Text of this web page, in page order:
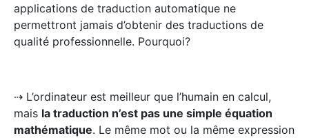
applications de traduction automatique ne
permettront jamais d’obtenir des traductions de
qualité professionnelle. Pourquoi?
⇢ L’ordinateur est meilleur que l’humain en calcul,
mais la traduction n’est pas une simple équation
mathématique. Le même mot ou la même expression